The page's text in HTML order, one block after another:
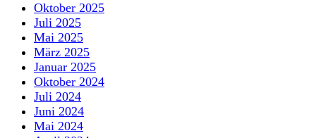
Oktober 2025
Juli 2025
Mai 2025
März 2025
Januar 2025
Oktober 2024
Juli 2024
Juni 2024
Mai 2024